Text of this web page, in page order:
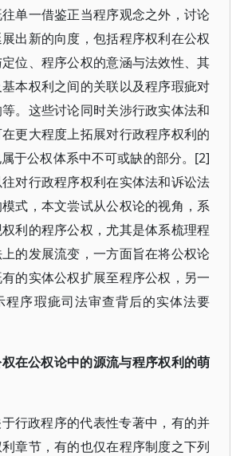
单一借鉴正当程序观念之外，讨论
出新的向度，包括程序权利在公权
位、程序公权的意涵与法效性、其
本权利之间的关联以及程序瑕疵对
。这些讨论同时关涉行政实体法和
更大程度上拓展对行政程序权利的
于公权体系中不可或缺的部分。[2]
对行政程序权利在实体法和诉讼法
式，本文尝试从公权论的视角，系
利的程序公权，尤其是体系梳理程
的发展流变，一方面旨在将公权论
的实体公权扩展至程序公权，另一
程序瑕疵司法审查背后的实体法要
在公权论中的源流与程序权利的萌
行政程序的代表性专著中，有的并
章节，有的也仅在程序制度之下列